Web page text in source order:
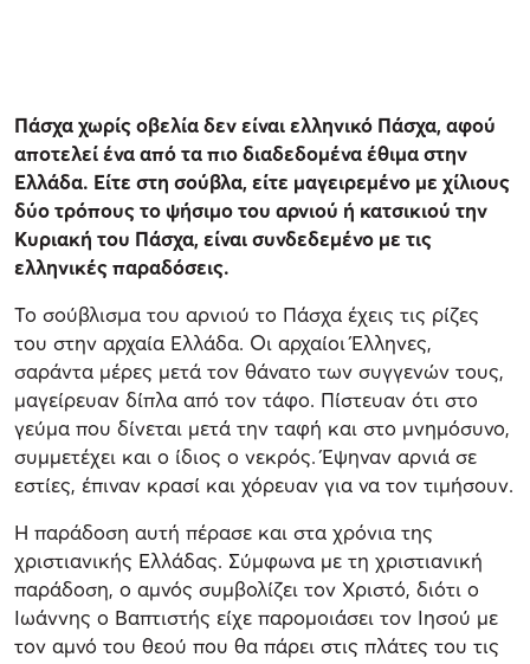
Πάσχα χωρίς οβελία δεν είναι ελληνικό Πάσχα, αφού
αποτελεί ένα από τα πιο διαδεδομένα έθιμα στην
Ελλάδα. Είτε στη σούβλα, είτε μαγειρεμένο με χίλιους
δύο τρόπους το ψήσιμο του αρνιού ή κατσικιού την
Κυριακή του Πάσχα, είναι συνδεδεμένο με τις
ελληνικές παραδόσεις.
Το σούβλισμα του αρνιού το Πάσχα έχεις τις ρίζες
του στην αρχαία Ελλάδα. Οι αρχαίοι Έλληνες,
σαράντα μέρες μετά τον θάνατο των συγγενών τους,
μαγείρευαν δίπλα από τον τάφο. Πίστευαν ότι στο
γεύμα που δίνεται μετά την ταφή και στο μνημόσυνο,
συμμετέχει και ο ίδιος ο νεκρός. Έψηναν αρνιά σε
εστίες, έπιναν κρασί και χόρευαν για να τον τιμήσουν.
Η παράδοση αυτή πέρασε και στα χρόνια της
χριστιανικής Ελλάδας. Σύμφωνα με τη χριστιανική
παράδοση, ο αμνός συμβολίζει τον Χριστό, διότι ο
Ιωάννης ο Βαπτιστής είχε παρομοιάσει τον Ιησού με
τον αμνό του θεού που θα πάρει στις πλάτες του τις